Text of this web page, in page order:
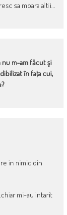
sa moara altii…
nu m-am făcut şi
în faţa cui,
in nimic din
mi-au intarit